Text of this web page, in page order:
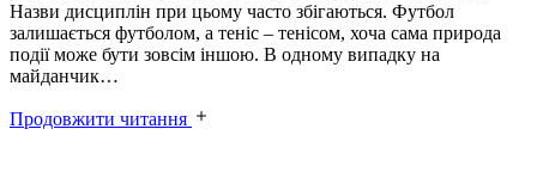
Назви дисциплін при цьому часто збігаються. Футбол
залишається футболом, а теніс – тенісом, хоча сама природа
події може бути зовсім іншою. В одному випадку на
майданчик…
Продовжити читання